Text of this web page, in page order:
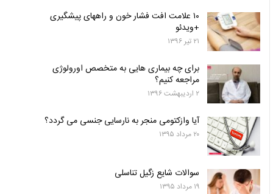
۱۰ علامت افت فشار خون و راههای پیشگیری
+ویدئو
۲۱ تیر ۱۳۹۶
برای چه بیماری هایی به متخصص اورولوژی
مراجعه کنیم؟
۲ اردیبهشت ۱۳۹۶
آیا وازکتومی منجر به نارسایی جنسی می گردد؟
۲۰ مرداد ۱۳۹۵
سوالات شایع زگیل تناسلی
۱۹ مرداد ۱۳۹۵